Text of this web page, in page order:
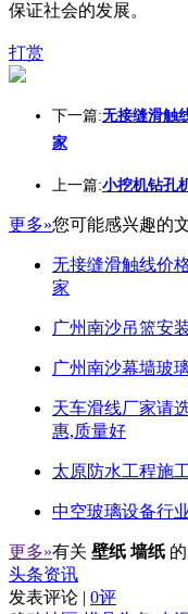
保证社会的发展。
打赏
下一篇:无接缝滑触
家
上一篇:小挖机钻孔
更多»您可能感兴趣的
无接缝滑触线价
家
广州南沙吊篮安
广州南沙幕墙玻
天车滑线厂家请
惠,质量好
太原防水工程施
中空玻璃设备行
更多»有关 壁纸 墙纸
头条资讯
发表评论 | 0评